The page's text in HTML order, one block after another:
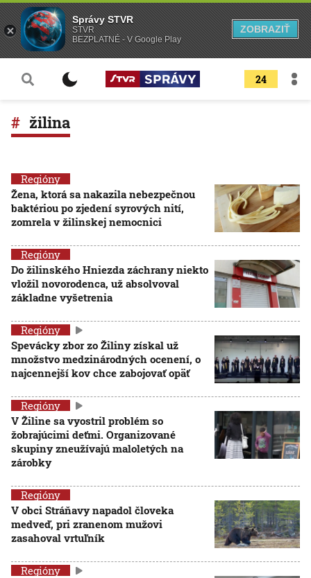
24
žilina
Regióny
Žena, ktorá sa nakazila nebezpečnou
baktériou po zjedení syrových nití,
zomrela v žilinskej nemocnici
Regióny
Do žilinského Hniezda záchrany niekto
vložil novorodenca, už absolvoval
základne vyšetrenia
Regióny
Spevácky zbor zo Žiliny získal už
množstvo medzinárodných ocenení, o
najcennejší kov chce zabojovať opäť
Regióny
V Žiline sa vyostril problém so
žobrajúcimi deťmi. Organizované
skupiny zneužívajú maloletých na
zárobky
Regióny
V obci Stráňavy napadol človeka
medveď, pri zranenom mužovi
zasahoval vrtuľník
Regióny
Správy STVR
STVR
BEZPLATNÉ - V Google Play
ZOBRAZIŤ